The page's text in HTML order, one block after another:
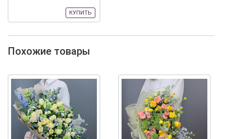
КУПИТЬ
Похожие товары